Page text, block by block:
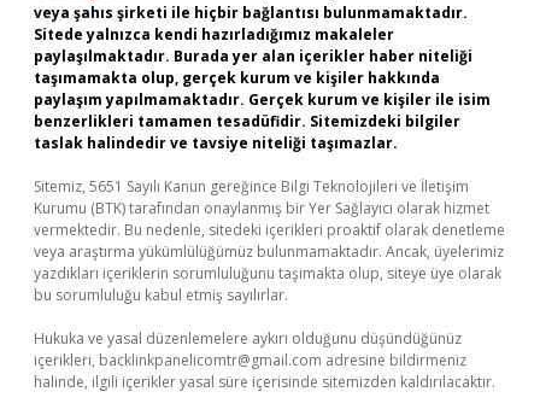
veya şahıs şirketi ile hiçbir bağlantısı bulunmamaktadır.
Sitede yalnızca kendi hazırladığımız makaleler
paylaşılmaktadır. Burada yer alan içerikler haber niteliği
taşımamakta olup, gerçek kurum ve kişiler hakkında
paylaşım yapılmamaktadır. Gerçek kurum ve kişiler ile isim
benzerlikleri tamamen tesadüfidir. Sitemizdeki bilgiler
taslak halindedir ve tavsiye niteliği taşımazlar.
Sitemiz, 5651 Sayılı Kanun gereğince Bilgi Teknolojileri ve İletişim
Kurumu (BTK) tarafından onaylanmış bir Yer Sağlayıcı olarak hizmet
vermektedir. Bu nedenle, sitedeki içerikleri proaktif olarak denetleme
veya araştırma yükümlülüğümüz bulunmamaktadır. Ancak, üyelerimiz
yazdıkları içeriklerin sorumluluğunu taşımakta olup, siteye üye olarak
bu sorumluluğu kabul etmiş sayılırlar.
Hukuka ve yasal düzenlemelere aykırı olduğunu düşündüğünüz
içerikleri, backlinkpanelicomtr@gmail.com adresine bildirmeniz
halinde, ilgili içerikler yasal süre içerisinde sitemizden kaldırılacaktır.